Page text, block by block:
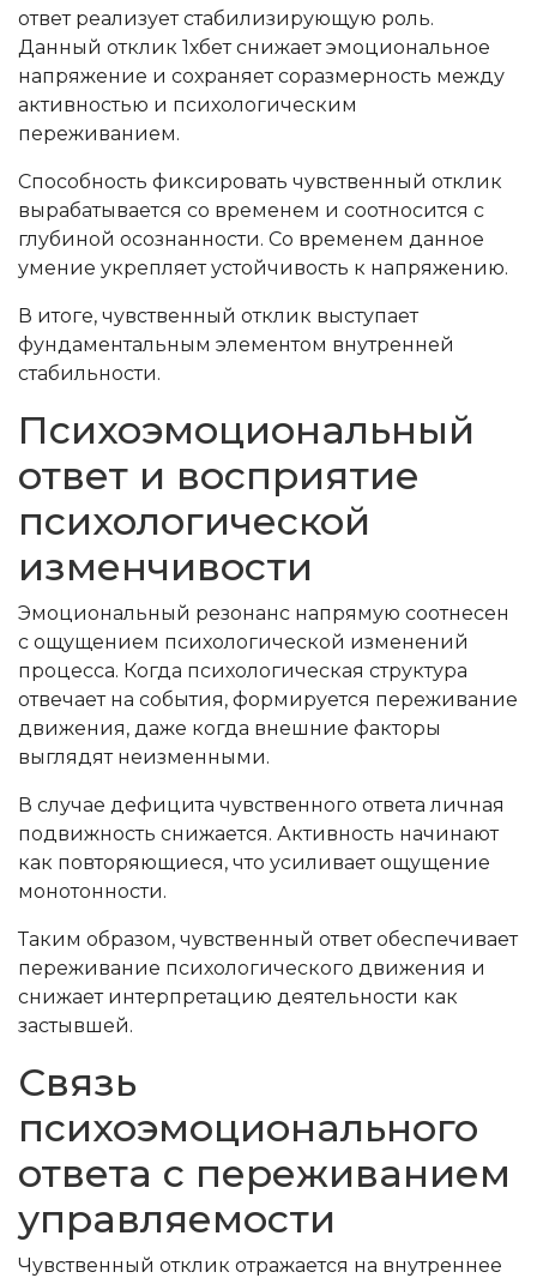
ответ реализует стабилизирующую роль.
Данный отклик 1хбет снижает эмоциональное
напряжение и сохраняет соразмерность между
активностью и психологическим
переживанием.
Способность фиксировать чувственный отклик
вырабатывается со временем и соотносится с
глубиной осознанности. Со временем данное
умение укрепляет устойчивость к напряжению.
В итоге, чувственный отклик выступает
фундаментальным элементом внутренней
стабильности.
Психоэмоциональный
ответ и восприятие
психологической
изменчивости
Эмоциональный резонанс напрямую соотнесен
с ощущением психологической изменений
процесса. Когда психологическая структура
отвечает на события, формируется переживание
движения, даже когда внешние факторы
выглядят неизменными.
В случае дефицита чувственного ответа личная
подвижность снижается. Активность начинают
как повторяющиеся, что усиливает ощущение
монотонности.
Таким образом, чувственный ответ обеспечивает
переживание психологического движения и
снижает интерпретацию деятельности как
застывшей.
Связь
психоэмоционального
ответа с переживанием
управляемости
Чувственный отклик отражается на внутреннее